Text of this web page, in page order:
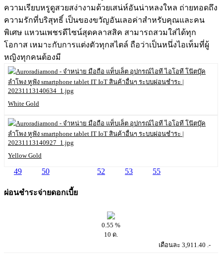
ความเรียบหรูดูสวยสง่างามด้วยเสน่ห์อันน่าหลงใหล ถ่ายทอดถึง
ความรักที่บริสุทธิ์ เป็นของขวัญอันเลอค่าสำหรับคุณและคน
พิเศษ แหวนเพชรดีไซน์สุดคลาสสิค สามารถสวมใส่ได้ทุก
โอกาส เหมาะกับการแต่งตัวทุกสไตล์ ถือว่าเป็นหนึ่งไอเท็มที่ผู้
หญิงทุกคนต้องมี
White Gold
Yellow Gold
49 50 52 53 55
ผ่อนชำระจ่ายดอกเบี้ย
0.55 %
10 ด.
เดือนละ 3,911.40 .-